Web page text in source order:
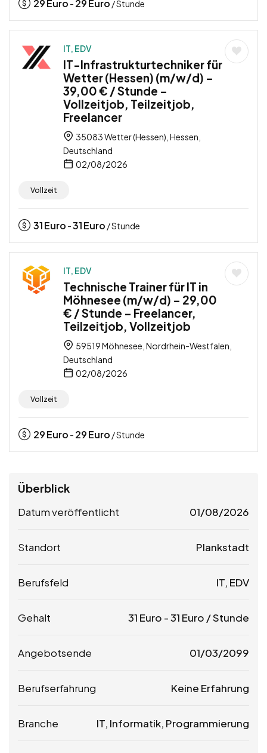
29Euro - 29Euro / Stunde
IT, EDV
IT-Infrastrukturtechniker für
Wetter (Hessen) (m/w/d) –
39,00 € / Stunde –
Vollzeitjob, Teilzeitjob,
Freelancer
35083 Wetter (Hessen), Hessen,
Deutschland
02/08/2026
Vollzeit
31Euro -31Euro / Stunde
IT, EDV
Technische Trainer für IT in
Möhnesee (m/w/d) – 29,00
€ / Stunde – Freelancer,
Teilzeitjob, Vollzeitjob
59519 Möhnesee, Nordrhein-Westfalen,
Deutschland
02/08/2026
Vollzeit
29Euro - 29Euro / Stunde
Überblick
Datum veröffentlicht 01/08/2026
Standort Plankstadt
Berufsfeld IT, EDV
Gehalt 31 Euro -31 Euro / Stunde
Angebotsende 01/03/2099
Berufserfahrung Keine Erfahrung
Branche IT, Informatik, Programmierung